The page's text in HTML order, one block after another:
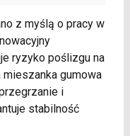
z myślą o pracy w
ryzyko poślizgu na
gumowa
i
stabilność